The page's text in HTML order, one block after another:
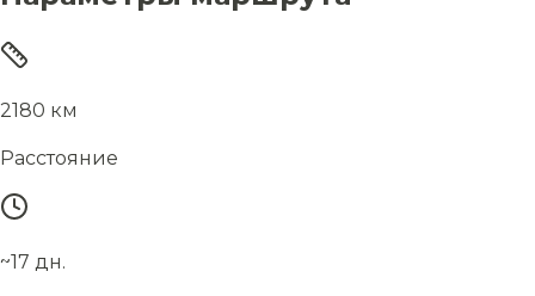
2180 км
Расстояние
~17 дн.